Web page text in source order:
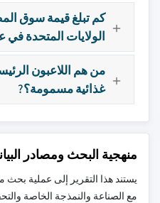
كم تبلغ قيمة سوق
الولايات المتحدة في عام
من هم اللاعبون
غذائية مسمومة؟?
منهجية البحث ومصادر
يستند هذا التقرير إلى عملية
مع الصناعة والنمذجة الخاصة